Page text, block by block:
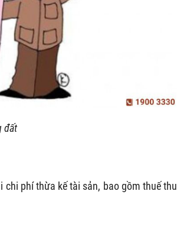
đất
phí thừa kế tài sản, bao gồm thuế thu